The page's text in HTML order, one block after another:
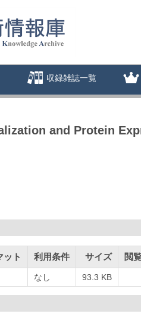
収録雑誌一覧
and Protein
ット 利用条件 サイズ 閲
なし 93.3 KB